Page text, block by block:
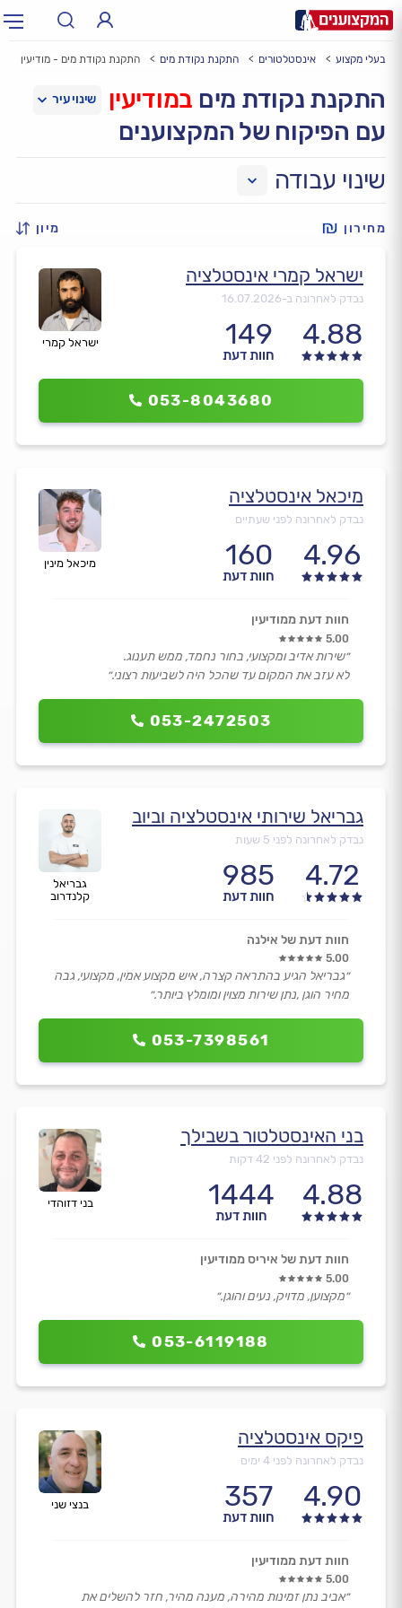
עירעיר: תל אביב, חיפה…
בעלי מקצוע אינסטלטורים התקנת נקודת מים התקנת נקודת מים - מודיעין
התקנת נקודת מים במודיעין
עם הפיקוח של המקצוענים
שינוי עבודה
מחירון מיון
ישראל קמרי
ישראל קמרי אינסטלציה
נבדק לאחרונה ב-16.07.2026
4.88
149
חוות דעת
053-8043680
מיכאל מינין
מיכאל אינסטלציה
נבדק לאחרונה לפני שעתיים
4.96
160
חוות דעת
053-2472503
חוות דעת ממודיעין
5.00
״שירות אדיב ומקצועי, בחור נחמד, ממש תענוג.
לא עזב את המקום עד שהכל היה לשביעות רצוני.״
גבריאל
קלנדרוב
גבריאל שירותי אינסטלציה וביוב
נבדק לאחרונה לפני 5 שעות
4.72
985
חוות דעת
053-7398561
חוות דעת של אילנה
5.00
״גבריאל הגיע בהתראה קצרה, איש מקצוע אמין, מקצועי, גבה
מחיר הוגן ,נתן שירות מצוין ומומלץ ביותר.״
בני דזוהדי
בני האינסטלטור בשבילך
נבדק לאחרונה לפני 42 דקות
4.88
1444
חוות דעת
053-6119188
חוות דעת של איריס ממודיעין
5.00
״מקצוען, מדויק, נעים והוגן.״
בנצי שני
פיקס אינסטלציה
נבדק לאחרונה לפני 4 ימים
4.90
357
חוות דעת
חוות דעת ממודיעין
5.00
״אביב נתן זמינות מהירה, מענה מהיר, חזר להשלים את